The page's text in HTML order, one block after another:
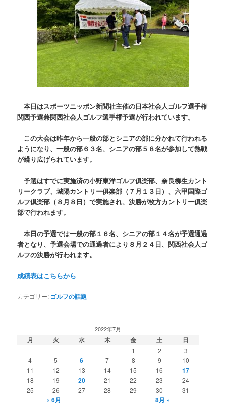
本日はスポーツニッポン新聞社主催の日本社会人ゴルフ選手権
関西予選兼関西社会人ゴルフ選手権予選が行われています。
この大会は昨年から一般の部とシニアの部に分かれて行われる
ようになり、一般の部６３名、シニアの部５８名が参加して熱戦
が繰り広げられています。
予選はすでに実施済の小野東洋ゴルフ俱楽部、奈良柳生カント
リークラブ、城陽カントリー俱楽部（７月１３日）、六甲国際ゴ
ルフ倶楽部（８月８日）で実施され、決勝が枚方カントリー俱楽
部で行われます。
本日の予選では一般の部１６名、シニアの部１４名が予選通過
者となり、予選会場での通過者により８月２４日、関西社会人ゴ
ルフの決勝が行われます。
成績表はこちらから
カテゴリー: ゴルフの話題
2022年7月
月 火 水 木 金 土 日
1 2
3
4
5 6 7 8 9
10
11
12 13 14 15 16 17
18 19 20 21 22 23
24
25
26 27 28 29 30 31
« 6月 8月 »